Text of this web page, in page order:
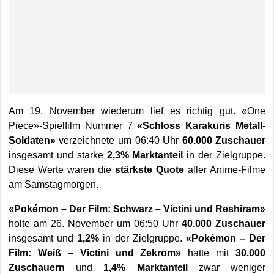
Am 19. November wiederum lief es richtig gut. «One
Piece»-Spielfilm Nummer 7«Schloss Karakuris Metall-
Soldaten»verzeichnete um 06:40 Uhr 60.000 Zuschauer
insgesamt und starke 2,3% Marktanteil in der Zielgruppe.
Diese Werte waren diestärkste Quote aller Anime-Filme
am Samstagmorgen.
«Pokémon – Der Film: Schwarz – Victini und Reshiram»
holte am 26. November um 06:50 Uhr40.000 Zuschauer
insgesamt und 1,2% in der Zielgruppe. «Pokémon – Der
Film: Weiß – Victini und Zekrom» hatte mit30.000
Zuschauern und 1,4% Marktanteilzwar weniger